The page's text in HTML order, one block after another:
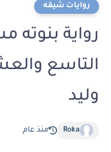
روايات شيقه
رواية بنوته
وليد
Roka منذ عام